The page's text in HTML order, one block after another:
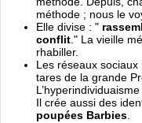
méthode ; nous le
Elle divise : "
conflit." La vieille
rhabiller.
Les réseaux sociaux
tares de la grande
Il crée aussi des
poupées Barbies.